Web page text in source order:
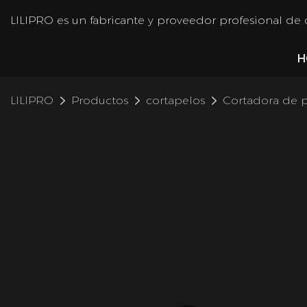
LILIPRO es un fabricante y proveedor profesional
LILIPRO Productos cortapelos Cortadora de